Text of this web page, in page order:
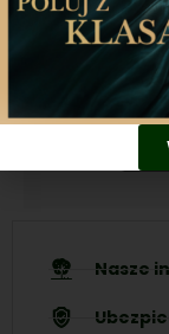
bieżąco z
Śledź
Nasze